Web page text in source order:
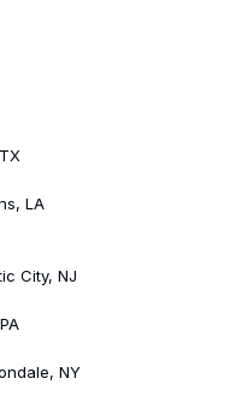
LA
City, NJ
NY